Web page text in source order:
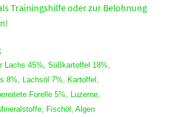
Trainingshilfe oder zur Belohnung
Lachs 45%, Süßkartoffel 18%,
8%, Lachsöl 7%, Kartoffel,
Forelle 5%, Luzerne,
Fischöl, Algen